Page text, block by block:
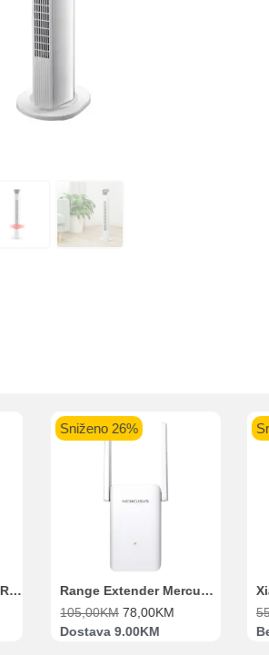
HDD Toshiba P300 SMR 3.5″ 2TB SATA III
Sniženo 26%
Range Extender Mercusys AX3000 ME80X Wi-Fi 6
105,00KM 78,00KM
Dostava 9.00KM
Kupovinu na rate možete
Bit će